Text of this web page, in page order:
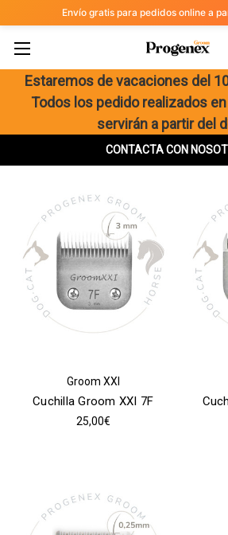
Envío gratis para pedidos online a
Estaremos de vacaciones del
Todos los pedido realizados
servirán a partir del
CONTACTA CON
Groom XXI
Cuchilla Groom XXI 7F
25,00€